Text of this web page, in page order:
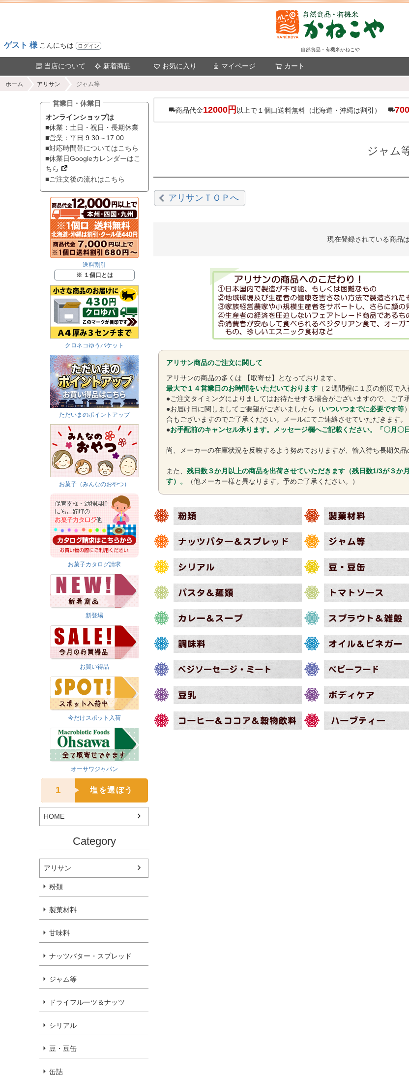
ゲスト 様 こんにちは ログイン
自然食品・有機米かねこや
当店について 新着商品 お気に入り マイページ カート
ホーム アリサン ジャム等
営業日・休業日
オンラインショップは
■休業：土日・祝日・長期休業
■営業：平日 9:30～17:00
■対応時間帯についてはこちら
■休業日Googleカレンダーはこ
ちら
■ご注文後の流れはこちら
送料割引
※ １個口とは
クロネコゆうパケット
ただいまのポイントアップ
お菓子（みんなのおやつ）
お菓子カタログ請求
新登場
お買い得品
今だけスポット入荷
オーサワジャパン
1 塩を選ぼう
HOME
Category
アリサン
粉類
製菓材料
甘味料
ナッツバター・スプレッド
ジャム等
ドライフルーツ＆ナッツ
シリアル
豆・豆缶
缶詰
商品代金12000円 以上で１個口送料無料（北海道・沖縄は割引）
ジャム
アリサンＴＯＰへ
現在登録されている商品
アリサン商品のご注文に関して
アリサンの商品の多くは 【取寄せ】となっております。
最大で１４営業日のお時間をいただいております （２週間程に１度の頻度で入
●ご注文タイミングによりましてはお待たせする場合がございますので、ご了
●お届け日に関しましてご要望がございましたら（いついつまでに必要です等
合もございますのでご了承ください。メールにてご連絡させていただきます。
●お手配前のキャンセル承ります。メッセージ欄へご記載ください。「〇月〇
尚、メーカーの在庫状況を反映するよう努めておりますが、輸入待ち長期欠
また、 残日数３か月以上の商品を出荷させていただきます（残日数1/3が３か
す）。
（他メーカー様と異なります。予めご了承ください。）